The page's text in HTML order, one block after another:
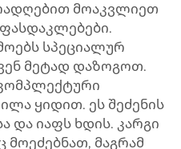
მოაკვლიეთ
ფასდაკლებები.
სპეციალურ
მეტად დაზოგოთ.
ყიდით. ეს შეძენის
და იაფს ხდის. კარგი
მოეძებნათ, მაგრამ